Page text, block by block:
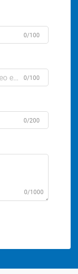
0/100
0/100
0/200
0/1000